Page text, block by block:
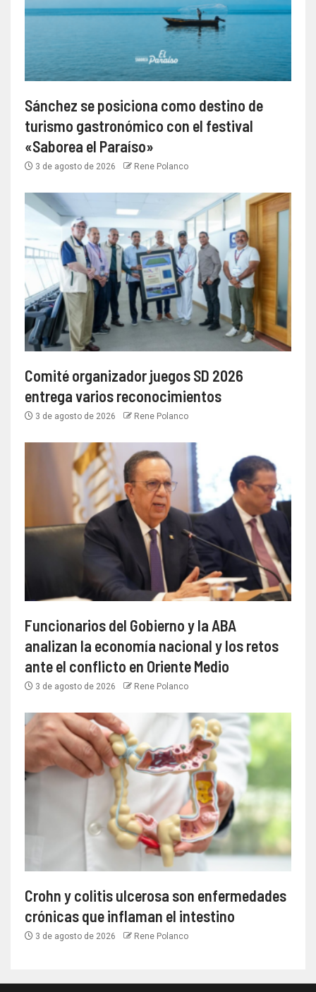
Sánchez se posiciona como destino de
turismo gastronómico con el festival
«Saborea el Paraíso»
3 de agosto de 2026 Rene Polanco
Comité organizador juegos SD 2026
entrega varios reconocimientos
3 de agosto de 2026 Rene Polanco
Funcionarios del Gobierno y la ABA
analizan la economía nacional y los retos
ante el conflicto en Oriente Medio
3 de agosto de 2026 Rene Polanco
Crohn y colitis ulcerosa son enfermedades
crónicas que inflaman el intestino
3 de agosto de 2026 Rene Polanco